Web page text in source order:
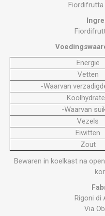
Fiordifrutta
Energie
Vetten
-Waarvan
-Waarvan
Vezels
Eiwitten
Zout
Bewaren in koelkast na
Rigoni di
Via